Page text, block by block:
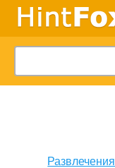
Развлечения